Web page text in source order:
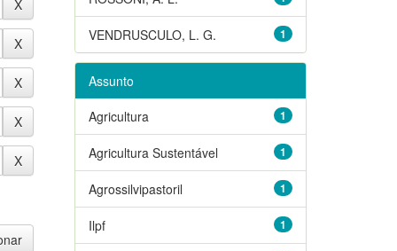
1
VENDRUSCULO, L. G.
Assunto
1
Agricultura
1
Agricultura Sustentável
1
Agrossilvipastoril
1
Ilpf